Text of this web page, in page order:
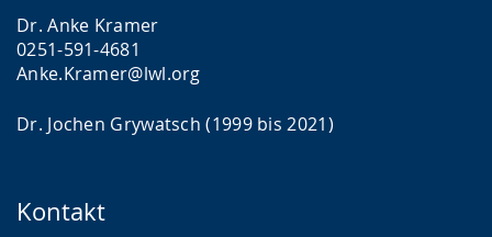
i
r
d
e
Dr. Anke Kramer
0251-591-4681
Anke.Kramer@lwl.org
Dr. Jochen Grywatsch (1999 bis 2021)
Kontakt